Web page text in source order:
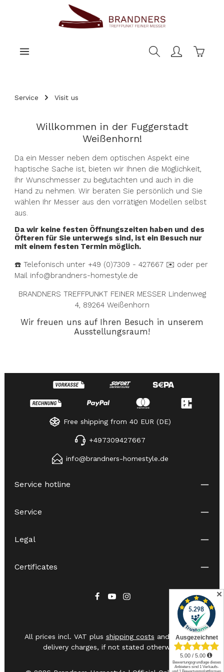
Service Visit us
Willkommen in der Fuggerstadt
Weißenhorn!
Da ein Messer neben dem optischen Aspekt eine
haptische Sache ist, bieten wir Ihnen die Möglichkeit,
Ihr Wunschmesser zu begutachten und auch in die
Hand zu nehmen. Wir beraten Sie persönlich und Sie
wählen Ihr Messer aus den vorrätigen Modellen selbst
aus.
Da wir keine festen Öffnungszeiten haben und des
Öfteren für Sie unterwegs sind, ist ein Besuch nur
mit einem festen Termin möglich.
☎️ Telefonisch unter +49 (0)7309 - 427667 ✉️ oder per
Mail info@brandners-homestyle.de
BRANDNERS TREFFPUNKT FEINER MESSER Lindenweg
4, 89264 Weißenhorn
Wir freuen uns auf Ihren Besuch in unserem
Ausstellungsraum!
Free shipping from 40 EUR (DE)
+497309427667
info@brandners-homestyle.de
Service hotline
Service
Legal
Certificates
All prices incl. VAT plus shipping costs and possible
delivery charges, if not stated otherwise.
✕